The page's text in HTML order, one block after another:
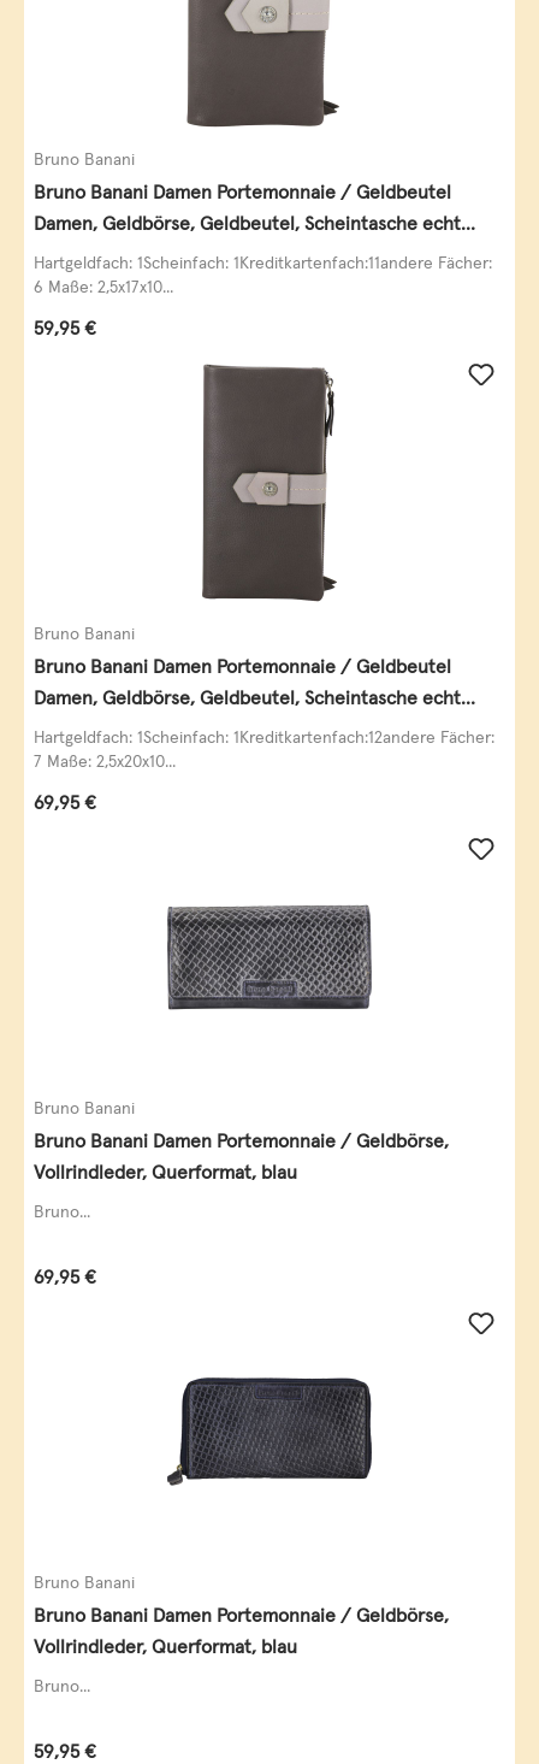
Bruno Banani
Bruno Banani Damen Portemonnaie / Geldbeutel
Damen, Geldbörse, Geldbeutel, Scheintasche echt
Leder
Hartgeldfach: 1Scheinfach: 1Kreditkartenfach:11andere Fächer:
6 Maße: 2,5x17x10...
Regulärer Preis:
59,95 €
Bruno Banani
Bruno Banani Damen Portemonnaie / Geldbeutel
Damen, Geldbörse, Geldbeutel, Scheintasche echt
Leder
Hartgeldfach: 1Scheinfach: 1Kreditkartenfach:12andere Fächer:
7 Maße: 2,5x20x10...
Regulärer Preis:
69,95 €
Bruno Banani
Bruno Banani Damen Portemonnaie / Geldbörse,
Vollrindleder, Querformat, blau
Bruno...
Regulärer Preis:
69,95 €
Bruno Banani
Bruno Banani Damen Portemonnaie / Geldbörse,
Vollrindleder, Querformat, blau
Bruno...
Regulärer Preis:
59,95 €